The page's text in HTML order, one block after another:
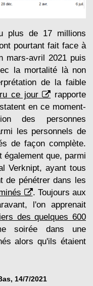
plus de 17 millions
pourtant fait face à
mars-avril 2021 puis
la mortalité là non
de la faible
ce jour
rapporte
en ce moment-
des personnes
les personnels de
de façon complète.
également que, parmi
Verknipt, ayant tous
de pénétrer dans les
. Toujours aux
l'on apprenait
des quelques 600
soirée dans une
alors qu'ils étaient
14/7/2021